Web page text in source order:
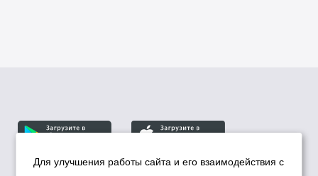
Для улучшения работы сайта и его взаимодействия с